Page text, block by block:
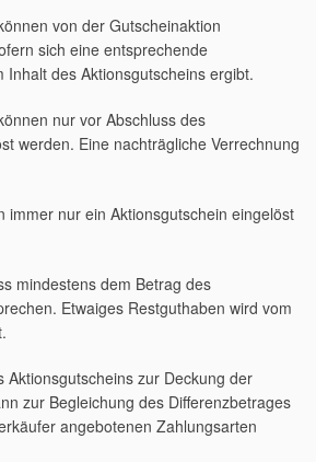
von der Gutscheinaktion
sich eine entsprechende
Inhalt des Aktionsgutscheins ergibt.
nur vor Abschluss des
werden. Eine nachträgliche Verrechnung
immer nur ein Aktionsgutschein eingelöst
mindestens dem Betrag des
Etwaiges Restguthaben wird vom
Aktionsgutscheins zur Deckung der
zur Begleichung des Differenzbetrages
angebotenen Zahlungsarten